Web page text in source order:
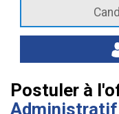
Postuler à
Administratif